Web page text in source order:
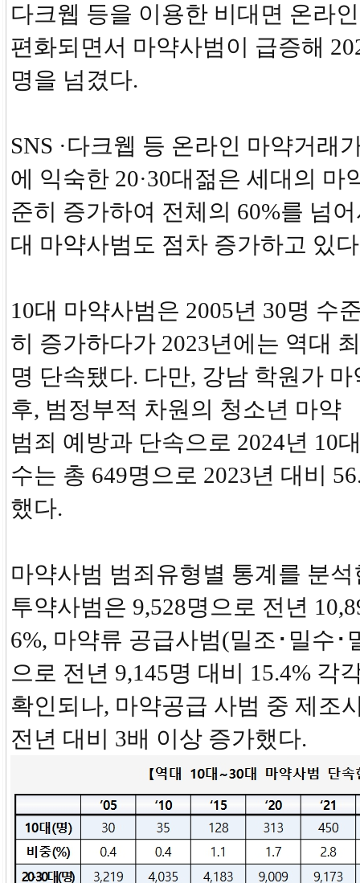
다크웹 등을 이용한 비대면 온라
편화되면서 마약사범이 급증해
명을 넘겼다.
SNS ·다크웹 등 온라인 마약거래
에 익숙한 20·30대젊은 세대의 마
준히 증가하여 전체의 60%를 넘
대 마약사범도 점차 증가하고 있
10대 마약사범은 2005년 30명 수
히 증가하다가 2023년에는 역대
명 단속됐다. 다만, 강남 학원가
후, 범정부적 차원의 청소년 마약
범죄 예방과 단속으로 2024년 10
수는 총 649명으로 2023년 대비
했다.
마약사범 범죄유형별 통계를 분
투약사범은 9,528명으로 전년
6%, 마약류 공급사범(밀조･밀수･
으로 전년 9,145명 대비 15.4% 각
확인되나, 마약공급 사범 중 제조
전년 대비 3배 이상 증가했다.